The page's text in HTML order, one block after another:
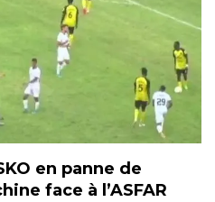
en panne de
face à l’ASFAR